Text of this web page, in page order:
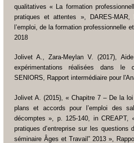
qualitatives « La formation
pratiques et attentes », DARES-
l’emploi, de la formation professionnelle
2018
Jolivet A., Zara-Meylan V. (2017),
expérimentations réalisées dans le
SENIORS, Rapport intermédiaire pour
Jolivet A. (2015), « Chapitre 7 – De la
plans et accords pour l’emploi des
décomptes », p. 125-140, in CREAPT,
pratiques d’entreprise sur les questions
séminaire Âges et Travail” 2013 »,